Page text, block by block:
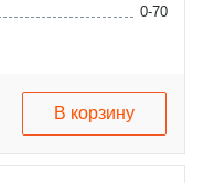
0-70
В корзину